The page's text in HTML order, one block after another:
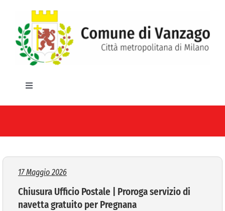
contenuto
Toggle
HOME
IL COMUNE
SERVIZI E UTILITA’
17 Maggio 2026
Chiusura Ufficio Postale | Proroga servizio di
navetta gratuito per Pregnana